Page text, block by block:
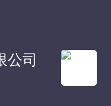
公司